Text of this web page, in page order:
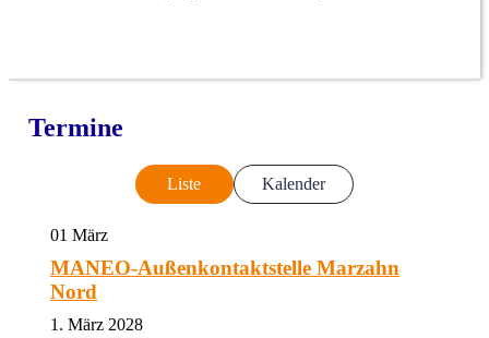
Termine
Liste Kalender
01 März
MANEO-Außenkontaktstelle Marzahn
Nord
1. März 2028